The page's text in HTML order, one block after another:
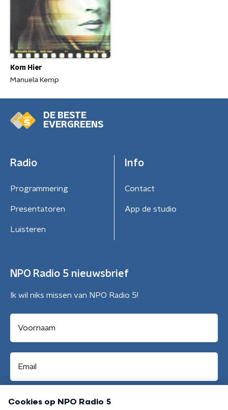
Kom Hier
Manuela Kemp
DE BESTE
EVERGREENS
Radio
Programmering
Presentatoren
Luisteren
Info
Contact
App de studio
NPO Radio 5 nieuwsbrief
Ik wil niks missen van NPO Radio 5!
Aanmelden